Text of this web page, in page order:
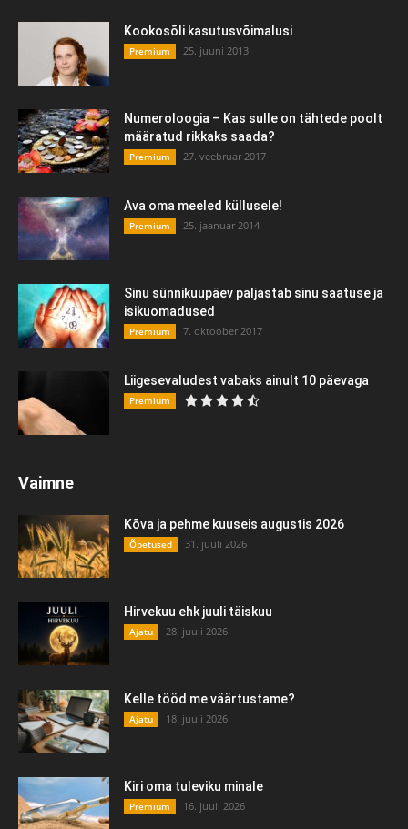
Kookosõli kasutusvõimalusi
Premium 25. juuni 2013
Numeroloogia – Kas sulle on tähtede poolt
määratud rikkaks saada?
Premium 27. veebruar 2017
Ava oma meeled küllusele!
Premium 25. jaanuar 2014
Sinu sünnikuupäev paljastab sinu saatuse ja
isikuomadused
Premium 7. oktoober 2017
Liigesevaludest vabaks ainult 10 päevaga
Premium
Vaimne
Kõva ja pehme kuuseis augustis 2026
Õpetused 31. juuli 2026
Hirvekuu ehk juuli täiskuu
Ajatu 28. juuli 2026
Kelle tööd me väärtustame?
Ajatu 18. juuli 2026
Kiri oma tuleviku minale
Premium 16. juuli 2026